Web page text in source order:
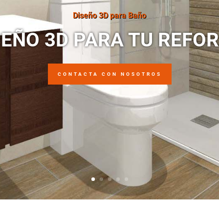
Diseño 3D para Baño
3D PARA TU
CONTACTA CON NOSOTROS